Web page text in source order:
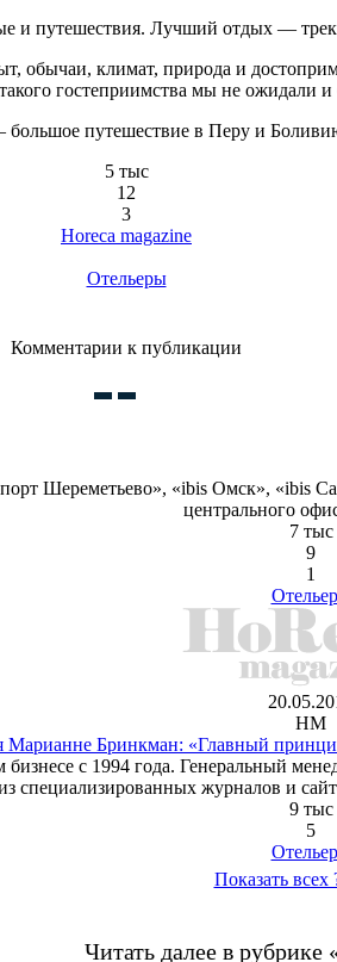
и путешествия. Лучший отдых —
обычаи, климат, природа и
гостеприимства мы не ожидали и
путешествие в Перу и
5 тыс
12
3
Horeca magazine
Отельеры
Комментарии к публикации
Шереметьево», «ibis Омск», «ibis
центрального
7 тыс
9
1
HM
Марианне Бринкман: «Главный
с 1994 года. Генеральный
специализированных журналов и
9 тыс
5
Показать всех
Читать далее в рубрике